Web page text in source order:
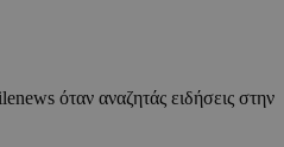
όταν αναζητάς ειδήσεις στην